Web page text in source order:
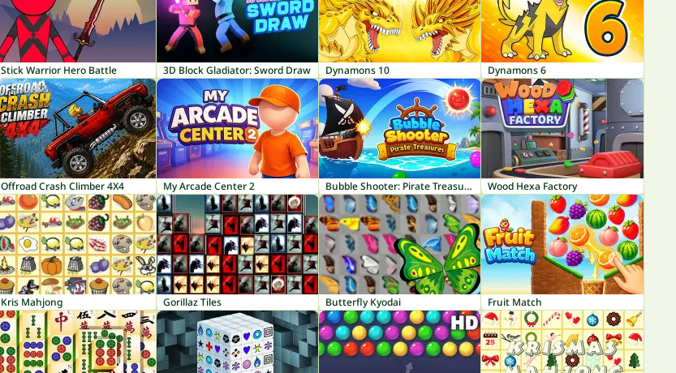
Stick Warrior Hero Battle 3D Block Gladiator: Sword Draw Dynamons 10 Dynamons 6
Offroad Crash Climber 4X4 My Arcade Center 2 Bubble Shooter: Pirate Treasures Wood Hexa Factory
Kris Mahjong Gorillaz Tiles Butterfly Kyodai Fruit Match